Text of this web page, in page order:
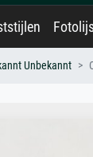
Unbekannt